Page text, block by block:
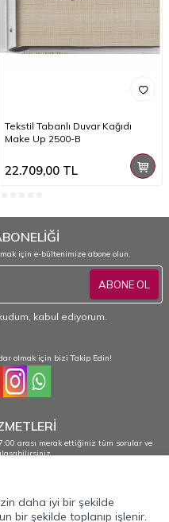
Tekstil Tabanlı Duvar Kağıdı
Make Up 2500-B
22.709,00TL
için e-bültenimize abone olun.
ABONE OL
kabul ediyorum.
olmak için bizi Takip Edin!
arası merak ettiğiniz tüm sorular ve
330 88 95
daha iyi bir şekilde
bir şekilde toplanıp işlenir.